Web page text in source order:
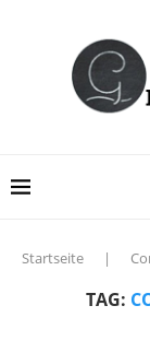
Startseite |
TAG: